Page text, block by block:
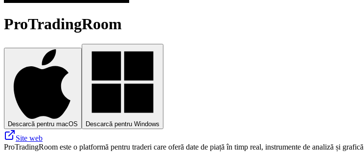
ProTradingRoom
Descarcă pentru macOS Descarcă pentru Windows
Site web
ProTradingRoom este o platformă pentru traderi care oferă date de piață în timp real, instrumente de analiză și